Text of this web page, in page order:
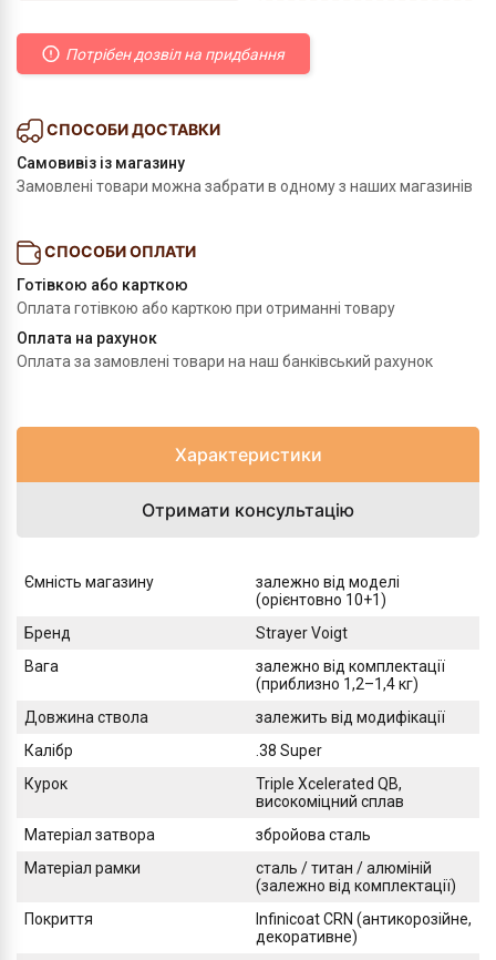
Потрібен дозвіл на придбання
СПОСОБИ ДОСТАВКИ
Самовивіз із магазину
Замовлені товари можна забрати в одному з наших магазинів
СПОСОБИ ОПЛАТИ
Готівкою або карткою
Оплата готівкою або карткою при отриманні товару
Оплата на рахунок
Оплата за замовлені товари на наш банківський рахунок
Характеристики
Отримати консультацію
Ємність магазину
залежно від моделі
(орієнтовно 10+1)
Бренд
Strayer Voigt
Вага
залежно від комплектації
(приблизно 1,2–1,4 кг)
Довжина ствола
залежить від модифікації
Калібр
.38 Super
Курок
Triple Xcelerated QB,
високоміцний сплав
Матеріал затвора
збройова сталь
Матеріал рамки
сталь / титан / алюміній
(залежно від комплектації)
Покриття
Infinicoat CRN (антикорозійне,
декоративне)